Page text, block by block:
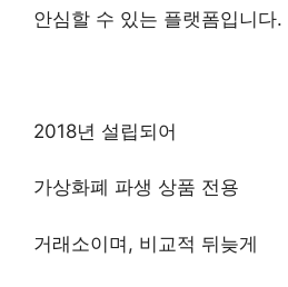
안심할 수 있는 플랫폼입니다.
2018년 설립되어
가상화폐 파생 상품 전용
거래소이며, 비교적 뒤늦게